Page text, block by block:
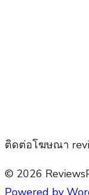
ติดต่อโฆษณา
© 2026